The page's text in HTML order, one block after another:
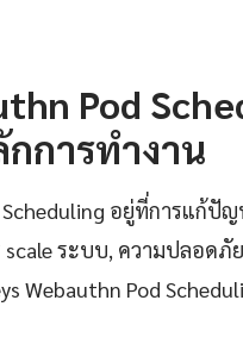
Pod
การทำงาน
Scheduling อยู่ที่การแก้
scale ระบบ, ความปลอดภั
Webauthn Pod